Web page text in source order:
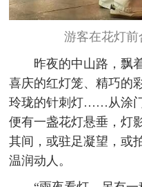
游客在花灯前
昨夜的中山路，飘
喜庆的红灯笼、精巧的
玲珑的针刺灯……从涂
便有一盏花灯悬垂，灯
其间，或驻足凝望，或
温润动人。